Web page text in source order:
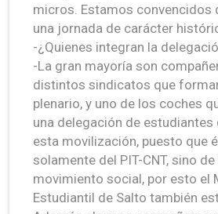
micros. Estamos convencidos
una jornada de carácter
-¿Quienes integran la
-La gran mayoría son
distintos sindicatos que
plenario, y uno de los coches
una delegación de estudiantes
esta movilización, puesto que
solamente del PIT-CNT, sino
movimiento social, por esto el
Estudiantil de Salto también